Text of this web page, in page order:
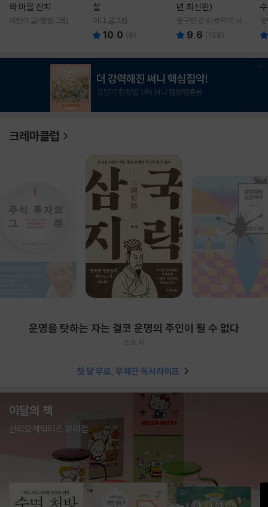
짝 마을 잔치
이현아 글/핸짱 그림
찰
이다 글그림
10.0 (9)
년 최신판)
윤구병 감수/토박이 사전
편찬실 편
9.6 (158)
크레마클럽
운명을 탓하는 자는 결코 운명의 주인이 될 수 없다
조조 저
첫 달 무료, 무제한 독서라이프
이달의 책
산리오캐릭터즈 유리컵